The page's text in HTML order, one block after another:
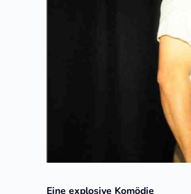
Eine explosive Komödie